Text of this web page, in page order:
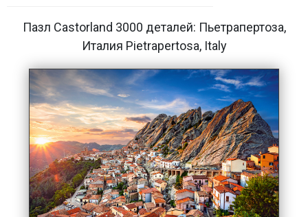
Пазл Castorland 3000 деталей: Пьетрапертоза,
Италия Pietrapertosa, Italy